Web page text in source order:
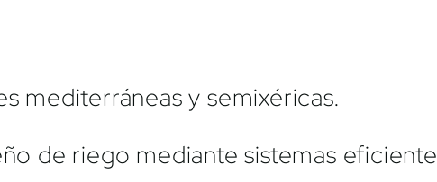
mediterráneas y semixéricas.
de riego mediante sistemas